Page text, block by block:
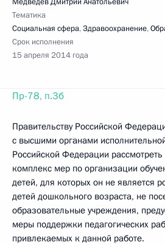
Тематика
Социальная сфера,Здравоохранение,
Срок исполнения
15 апреля 2014 года
Пр-78, п.3б
Правительству Российской
с высшими органами
Российской Федерации
комплекс мер по организации
детей, для которых он не является
детей дошкольного возраста, не
образовательные учреждения,
меры поддержки педагогических
привлекаемых к данной работе.